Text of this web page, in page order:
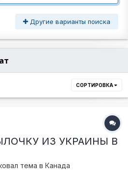
Другие варианты поиска
СОРТИРОВКА
ИЗ УКРАИНЫ В
тема в Канада